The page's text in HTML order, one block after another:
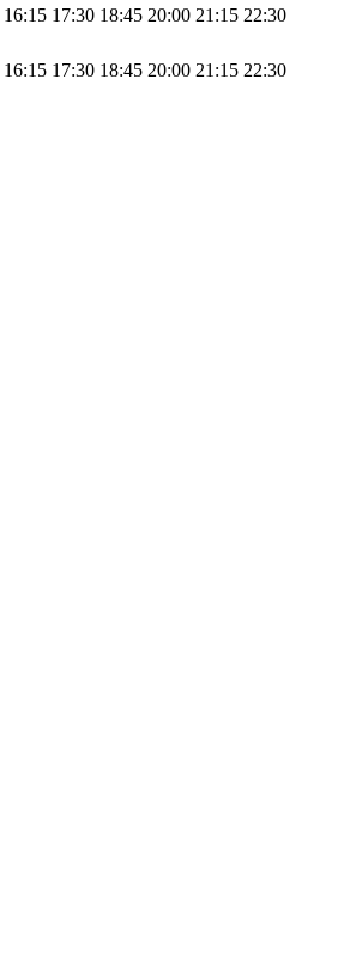
16:15 17:30 18:45 20:00 21:15 22:30
16:15 17:30 18:45 20:00 21:15 22:30